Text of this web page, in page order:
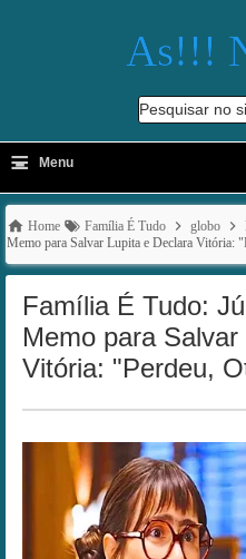
As!!!
Pesquisar no
-
≡ Menu
Home Família É Tudo globo
Memo para Salvar Lupita e Declara Vitória:
Família É Tudo:
Memo para
Vitória: "Perdeu,